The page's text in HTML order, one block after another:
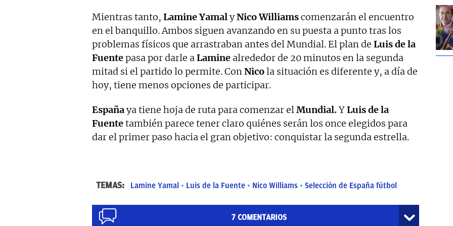
Mientras tanto, Lamine YamalyNico Williamscomenzarán el encuentro
en el banquillo. Ambos siguen avanzando en su puesta a punto tras los
problemas físicos que arrastraban antes del Mundial. El plan de Luis de la
Fuentepasa por darle aLamine alrededor de 20 minutos en la segunda
mitad si el partido lo permite. ConNicola situación es diferente y, a día de
hoy, tiene menos opciones de participar.
Españaya tiene hoja de ruta para comenzar elMundial.YLuis de la
Fuentetambién parece tener claro quiénes serán los once elegidos para
dar el primer paso hacia el gran objetivo: conquistar la segunda estrella.
TEMAS: Lamine Yamal Luis de la Fuente Nico Williams Selección de España fútbol
7 COMENTARIOS